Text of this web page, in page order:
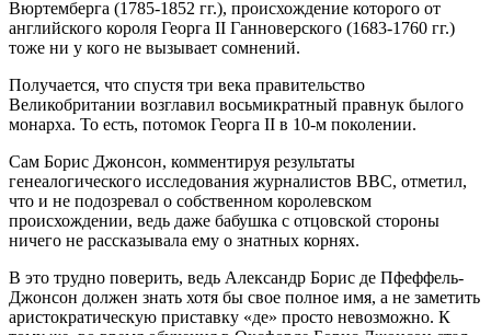
Вюртемберга (1785-1852 гг.), происхождение которого от
английского короля Георга II Ганноверского (1683-1760 гг.)
тоже ни у кого не вызывает сомнений.
Получается, что спустя три века правительство
Великобритании возглавил восьмикратный правнук былого
монарха. То есть, потомок Георга II в 10-м поколении.
Сам Борис Джонсон, комментируя результаты
генеалогического исследования журналистов ВВС, отметил,
что и не подозревал о собственном королевском
происхождении, ведь даже бабушка с отцовской стороны
ничего не рассказывала ему о знатных корнях.
В это трудно поверить, ведь Александр Борис де Пфеффель-
Джонсон должен знать хотя бы свое полное имя, а не заметить
аристократическую приставку «де» просто невозможно. К